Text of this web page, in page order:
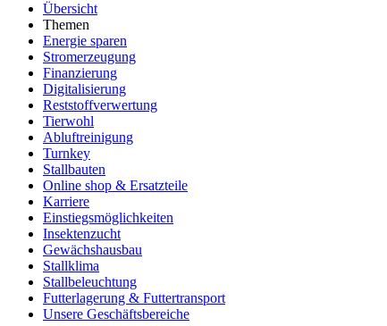
Übersicht
Themen
Energie sparen
Stromerzeugung
Finanzierung
Digitalisierung
Reststoffverwertung
Tierwohl
Abluftreinigung
Turnkey
Stallbauten
Online shop & Ersatzteile
Karriere
Einstiegsmöglichkeiten
Insektenzucht
Gewächshausbau
Stallklima
Stallbeleuchtung
Futterlagerung & Futtertransport
Unsere Geschäftsbereiche